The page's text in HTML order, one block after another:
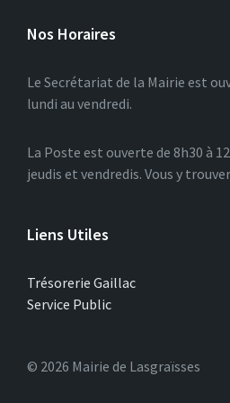
Nos Horaires
Le Secrétariat de la Mairie est
lundi au vendredi.
La Poste est ouverte de 8h30 à
jeudis et vendredis. Vous y
Liens Utiles
Trésorerie Gaillac
Service Public
© 2026 Mairie de Lasgraïsses